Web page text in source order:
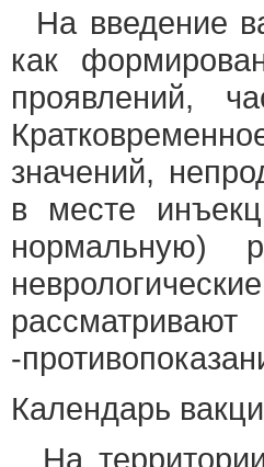
На введение
как
проявлений,
значений,
в месте
нормальную)
-
Календарь
На